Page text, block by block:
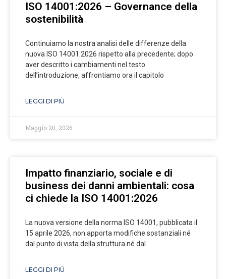
ISO 14001:2026 – Governance della
sostenibilità
Continuiamo la nostra analisi delle differenze della
nuova ISO 14001:2026 rispetto alla precedente; dopo
aver descritto i cambiamenti nel testo
dell’introduzione, affrontiamo ora il capitolo
LEGGI DI PIÙ
Maggio 20, 2026
Impatto finanziario, sociale e di
business dei danni ambientali: cosa
ci chiede la ISO 14001:2026
La nuova versione della norma ISO 14001, pubblicata il
15 aprile 2026, non apporta modifiche sostanziali né
dal punto di vista della struttura né dal
LEGGI DI PIÙ